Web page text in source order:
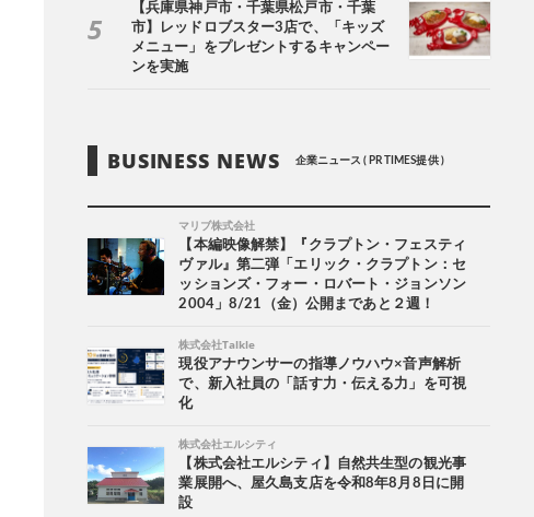
【兵庫県神戸市・千葉県松戸市・千葉
市】レッドロブスター3店で、「キッズ
メニュー」をプレゼントするキャンペー
ンを実施
BUSINESS NEWS 企業ニュース ( PR TIMES提供 )
マリブ株式会社
【本編映像解禁】『クラプトン・フェスティ
ヴァル』第二弾「エリック・クラプトン：セ
ッションズ・フォー・ロバート・ジョンソン
2004」8/21（金）公開まであと２週！
株式会社Talkle
現役アナウンサーの指導ノウハウ×音声解析
で、新入社員の「話す力・伝える力」を可視
化
株式会社エルシティ
【株式会社エルシティ】自然共生型の観光事
業展開へ、屋久島支店を令和8年8月8日に開
設